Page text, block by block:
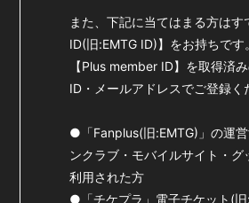
また、下記に当てはまる方は
ID(旧:EMTG ID)】をお持ちです。
【Plus member ID】を取得済
ID・メールアドレスでご登録く
●「Fanplus(旧:EMTG)」の運
ンクラブ・モバイルサイト・
利用された方
●「チケプラ」電子チケット(旧